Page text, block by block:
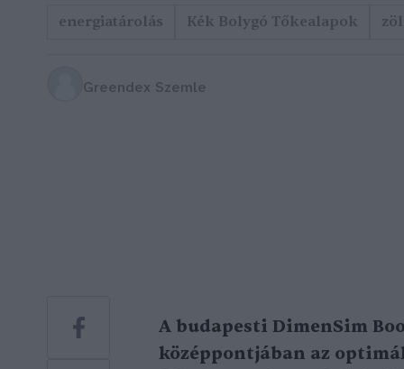
energiatárolás Kék Bolygó Tőkealapok
Greendex Szemle
A budapesti DimenSim
középpontjában az